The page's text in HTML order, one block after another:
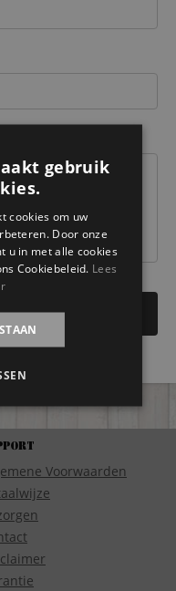
Voorwaarden
gebruik
cookies om uw
Door onze
u in met alle cookies
Cookiebeleid. Lees